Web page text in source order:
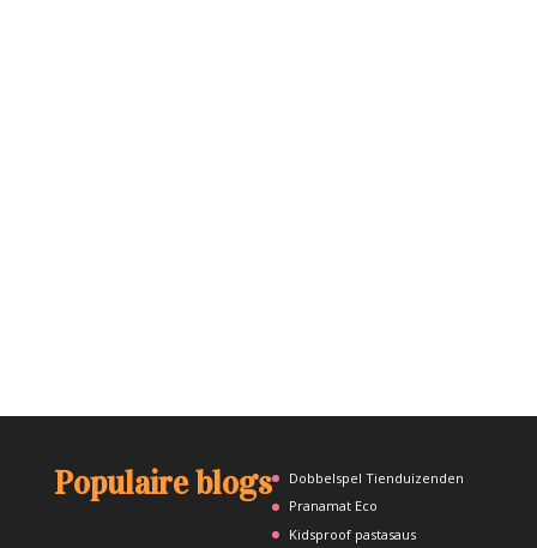
Populaire blogs
Dobbelspel Tienduizenden
Pranamat Eco
Kidsproof pastasaus